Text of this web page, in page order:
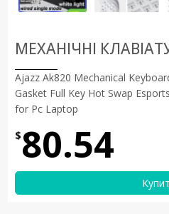
МЕХАНІЧНІ
Ajazz Ak820 Mechanical
Gasket Full Key Hot Swap
for Pc Laptop
$80.54